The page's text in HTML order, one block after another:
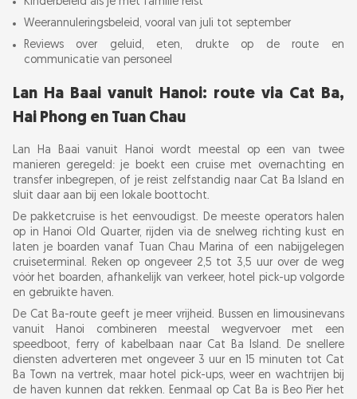
Weerannuleringsbeleid, vooral van juli tot september
Reviews over geluid, eten, drukte op de route en
communicatie van personeel
Lan Ha Baai vanuit Hanoi: route via Cat Ba,
Hai Phong en Tuan Chau
Lan Ha Baai vanuit Hanoi wordt meestal op een van twee
manieren geregeld: je boekt een cruise met overnachting en
transfer inbegrepen, of je reist zelfstandig naar Cat Ba Island en
sluit daar aan bij een lokale boottocht.
De pakketcruise is het eenvoudigst. De meeste operators halen
op in Hanoi Old Quarter, rijden via de snelweg richting kust en
laten je boarden vanaf Tuan Chau Marina of een nabijgelegen
cruiseterminal. Reken op ongeveer 2,5 tot 3,5 uur over de weg
vóór het boarden, afhankelijk van verkeer, hotel pick-up volgorde
en gebruikte haven.
De Cat Ba-route geeft je meer vrijheid. Bussen en limousinevans
vanuit Hanoi combineren meestal wegvervoer met een
speedboot, ferry of kabelbaan naar Cat Ba Island. De snellere
diensten adverteren met ongeveer 3 uur en 15 minuten tot Cat
Ba Town na vertrek, maar hotel pick-ups, weer en wachtrijen bij
de haven kunnen dat rekken. Eenmaal op Cat Ba is Beo Pier het